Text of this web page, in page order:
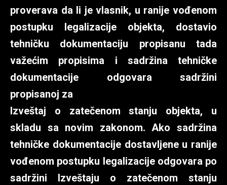
proverava da li je vlasnik, u ranije vođenom
postupku legalizacije objekta, dostavio
tehničku dokumentaciju propisanu tada
važećim propisima i sadržina tehničke
dokumentacije odgovara sadržini
propisanoj za
Izveštaj o zatečenom stanju objekta, u
skladu sa novim zakonom. Ako sadržina
tehničke dokumentacije dostavljene u ranije
vođenom postupku legalizacije odgovara po
sadržini Izveštaju o zatečenom stanju